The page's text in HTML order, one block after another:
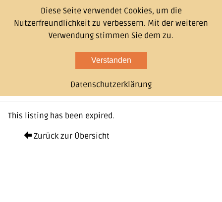
This listing has been expired.
Zurück zur Übersicht
Diese Seite verwendet Cookies, um die
Nutzerfreundlichkeit zu verbessern. Mit der weiteren
Verwendung stimmen Sie dem zu.
Verstanden
Datenschutzerklärung